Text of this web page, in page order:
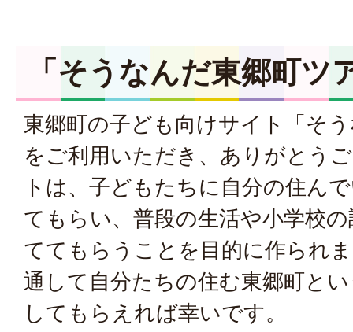
「そうなんだ東郷町ツ
東郷町の子ども向けサイト「そ
をご利用いただき、ありがとう
トは、子どもたちに自分の住ん
てもらい、普段の生活や小学校
ててもらうことを目的に作られ
通して自分たちの住む東郷町と
してもらえれば幸いです。